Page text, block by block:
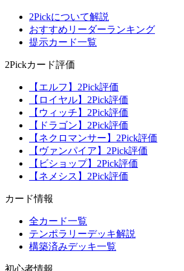
2Pickについて解説
おすすめリーダーランキング
提示カード一覧
2Pickカード評価
【エルフ】2Pick評価
【ロイヤル】2Pick評価
【ウィッチ】2Pick評価
【ドラゴン】2Pick評価
【ネクロマンサー】2Pick評価
【ヴァンパイア】2Pick評価
【ビショップ】2Pick評価
【ネメシス】2Pick評価
カード情報
全カード一覧
テンポラリーデッキ解説
構築済みデッキ一覧
初心者情報